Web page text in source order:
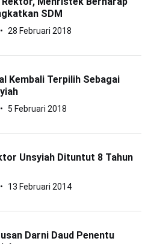
SDM
28 Februari 2018
Kembali Terpilih Sebagai
5 Februari 2018
Unsyiah Dituntut 8 Tahun
13 Februari 2014
Darni Daud Penentu